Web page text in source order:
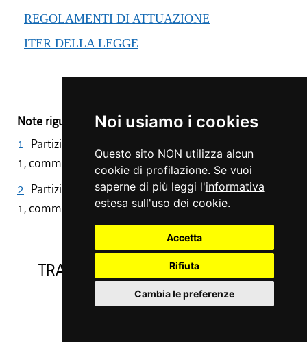
Noi usiamo i cookies
Questo sito NON utilizza alcun
cookie di profilazione. Se vuoi
saperne di più leggi l'informativa
estesa sull'uso dei cookie.
Accetta
Rifiuta
Cambia le preferenze
REGOLAMENTI DI ATTUAZIONE
ITER DELLA LEGGE
Note riguardanti modifiche apportate all’intera legge:
1 Partizione di cui fa parte l'art. 24, abrogata da art.
1, comma 1, L. R. 11/2010
2 Partizione di cui fa parte l'art. 66, abrogata da art.
1, comma 1, L. R. 11/2010
TITOLO I
TRASFERIMENTI AGLI ENTI LOCALI